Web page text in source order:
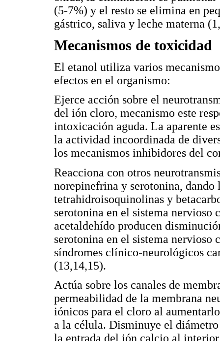
(5-7%) y el resto se elimina en
gástrico, saliva y leche materna
Mecanismos de toxicidad
El etanol utiliza varios
efectos en el organismo:
Ejerce acción sobre el
del ión cloro, mecanismo este
intoxicación aguda. La aparente
la actividad incoordinada de
los mecanismos inhibidores del
Reacciona con otros
norepinefrina y serotonina, dando
tetrahidroisoquinolinas y
serotonina en el sistema nervioso
acetaldehído producen
serotonina en el sistema
síndromes clínico-neurológicos
(13,14,15).
Actúa sobre los canales de
permeabilidad de la membrana
iónicos para el cloro al
a la célula. Disminuye el
la entrada del ión calcio al